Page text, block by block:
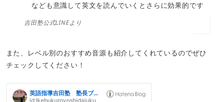
なども意識して英文を読んでいくとさらに効果的です
吉田塾公式LINEより
また、レベル別のおすすめ音源も紹介してくれているのでぜひ
チェックしてください！